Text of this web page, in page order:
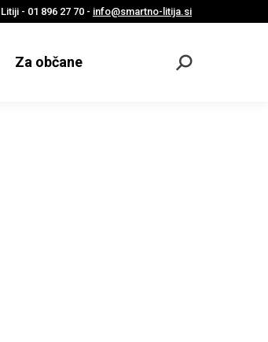
- 01 896 27 70 - info@smartno-litija.si
Za občane
Odpri